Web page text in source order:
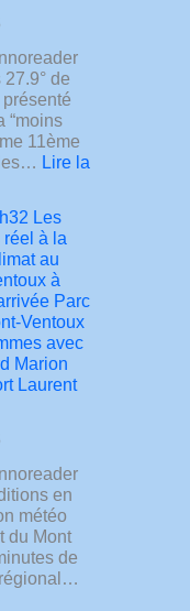
27.9° de
“moins
11ème
Lire la
Les
à la
au
à
Parc
Ventoux
avec
Marion
Laurent
en
météo
du Mont
de
régional…